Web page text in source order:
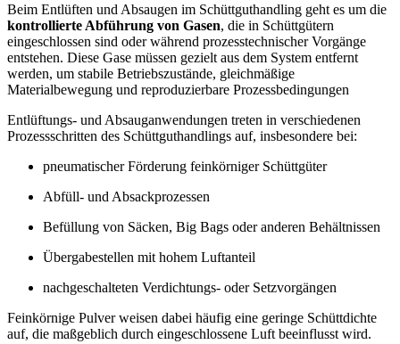
Beim Entlüften und Absaugen im Schüttguthandling geht es um die
kontrollierte Abführung von Gasen, die in Schüttgütern
eingeschlossen sind oder während prozesstechnischer Vorgänge
entstehen. Diese Gase müssen gezielt aus dem System entfernt
werden, um stabile Betriebszustände, gleichmäßige
Materialbewegung und reproduzierbare Prozessbedingungen
Entlüftungs- und Absauganwendungen treten in verschiedenen
Prozessschritten des Schüttguthandlings auf, insbesondere bei:
pneumatischer Förderung feinkörniger Schüttgüter
Abfüll- und Absackprozessen
Befüllung von Säcken, Big Bags oder anderen Behältnissen
Übergabestellen mit hohem Luftanteil
nachgeschalteten Verdichtungs- oder Setzvorgängen
Feinkörnige Pulver weisen dabei häufig eine geringe Schüttdichte
auf, die maßgeblich durch eingeschlossene Luft beeinflusst wird.